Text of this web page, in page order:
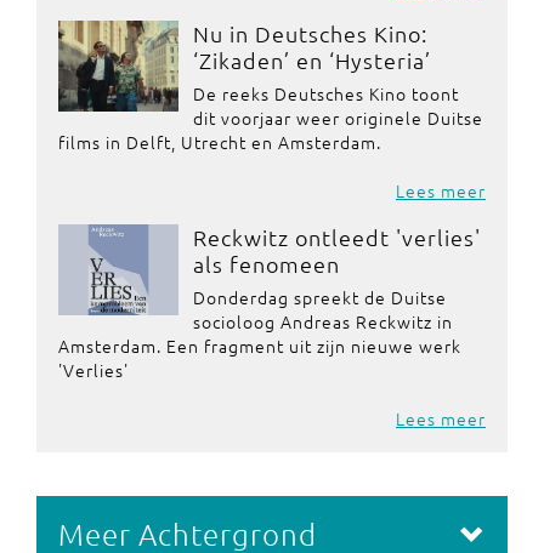
Nu in Deutsches Kino:
‘Zikaden’ en ‘Hysteria’
De reeks Deutsches Kino toont
dit voorjaar weer originele Duitse
films in Delft, Utrecht en Amsterdam.
Lees meer
Reckwitz ontleedt 'verlies'
als fenomeen
Donderdag spreekt de Duitse
socioloog Andreas Reckwitz in
Amsterdam. Een fragment uit zijn nieuwe werk
'Verlies'
Lees meer
Meer Achtergrond